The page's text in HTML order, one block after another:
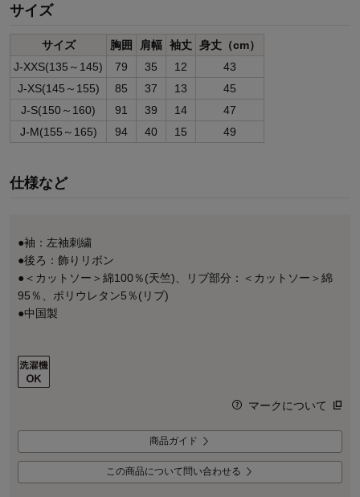
サイズ
サイズ 胸囲 肩幅 袖丈 身丈（cm）
J-XXS(135～145)
79 35 12
43
J-XS(145～155)
85 37 13
45
J-S(150～160)
91 39 14
47
J-M(155～165)
94 40 15 49
仕様など
●袖：左袖刺繍
●後ろ：飾りリボン
●＜カットソー＞綿100％(天竺)、リブ部分：＜カットソー＞綿
95％、ポリウレタン5％(リブ)
●中国製
マークについて
商品ガイド
この商品について問い合わせる